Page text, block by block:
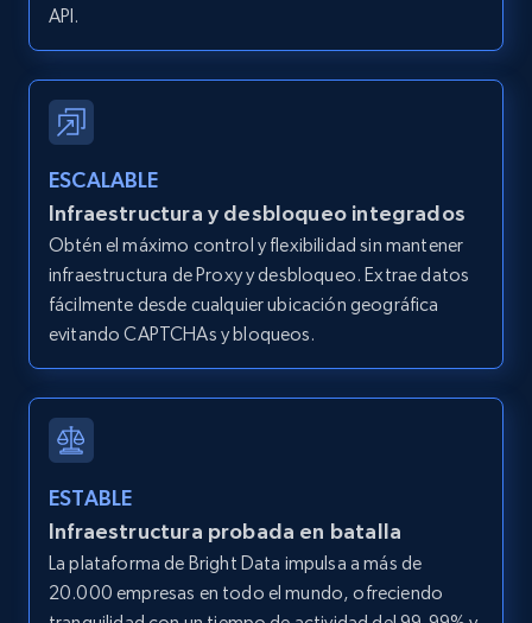
API.
ESCALABLE
Infraestructura y desbloqueo integrados
Obtén el máximo control y flexibilidad sin mantener
infraestructura de Proxy y desbloqueo. Extrae datos
fácilmente desde cualquier ubicación geográfica
evitando CAPTCHAs y bloqueos.
ESTABLE
Infraestructura probada en batalla
La plataforma de Bright Data impulsa a más de
20.000 empresas en todo el mundo, ofreciendo